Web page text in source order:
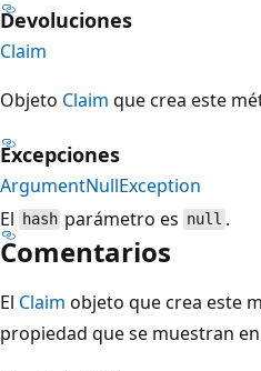
Devoluciones
Claim
Objeto Claim que crea este
Excepciones
ArgumentNullException
El
hash parámetro es null .
Comentarios
El Claim objeto que crea este
propiedad que se muestran